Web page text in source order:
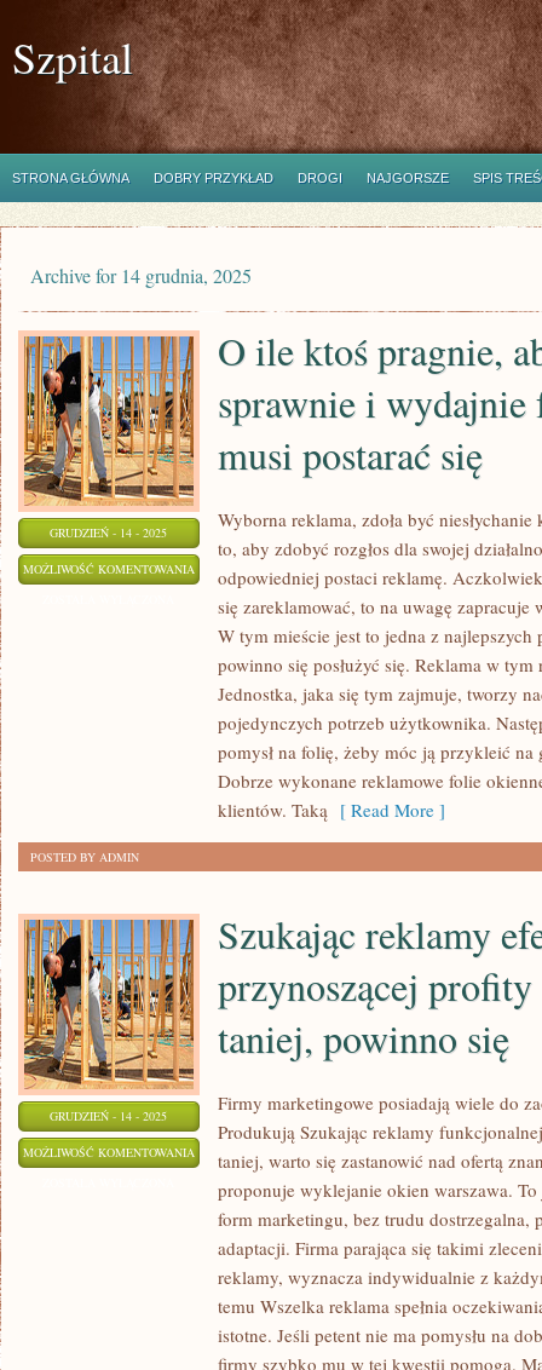
Szpital
STRONA GŁÓWNA DOBRY PRZYKŁAD DROGI NAJGORSZE SPIS
Archive for 14 grudnia, 2025
GRUDZIEŃ - 14 - 2025
MOŻLIWOŚĆ KOMENTOWANIA
KTOŚ
JEGO
BIZNES
SPRAWNIE
WYDAJNIE
FUNKCJONOWAŁ,
POSTARAĆ
O ile ktoś pragnie,
sprawnie i wydajnie
musi postarać się
Wyborna reklama, zdoła być
to, aby zdobyć rozgłos dla swojej
odpowiedniej postaci reklamę.
się zareklamować, to na uwagę
W tym mieście jest to jedna z
powinno się posłużyć się. Reklama w
Jednostka, jaka się tym zajmuje, tworzy
pojedynczych potrzeb użytkownika.
pomysł na folię, żeby móc ją przykleić
Dobrze wykonane reklamowe folie
klientów. Taką [ Read More ]
POSTED BY ADMIN
GRUDZIEŃ - 14 - 2025
MOŻLIWOŚĆ KOMENTOWANIA
EFEKTYWNEJ,
PRZYNOSZĄCEJ
PROFITY
MIARĘ
Szukając reklamy
przynoszącej
taniej, powinno się
Firmy marketingowe posiadają wiele do
Produkują Szukając reklamy
taniej, warto się zastanowić nad ofertą
proponuje wyklejanie okien warszawa.
form marketingu, bez trudu dostrzegalna,
adaptacji. Firma parająca się takimi
reklamy, wyznacza indywidualnie z
temu Wszelka reklama spełnia
istotne. Jeśli petent nie ma pomysłu na
firmy szybko mu w tej kwestii pomogą.